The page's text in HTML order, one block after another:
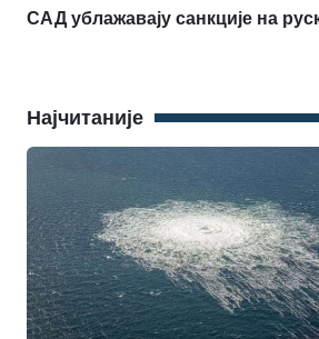
САД ублажавају санкције на
Најчитаније